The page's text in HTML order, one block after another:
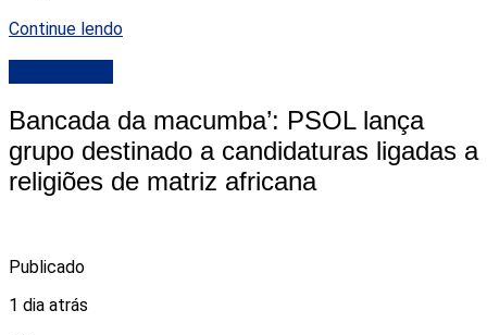
Continue lendo
Bancada da macumba’: PSOL lança
grupo destinado a candidaturas ligadas a
religiões de matriz africana
Publicado
1 dia atrás